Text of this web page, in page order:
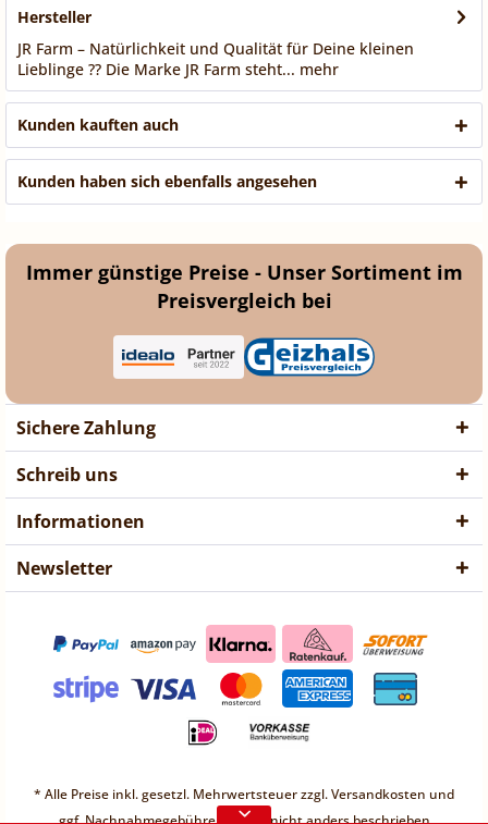
❤ Liebe Kunden ❤
Vorübergehend sind keine
Bestellungen möglich.
Weitere Informationen
Vorübergehend sind keine
Hersteller
JR Farm – Natürlichkeit und Qualität für Deine kleinen
Lieblinge ?? Die Marke JR Farm steht... mehr
Kunden kauften auch
Kunden haben sich ebenfalls angesehen
Immer günstige Preise - Unser Sortiment im
Preisvergleich bei
Sichere Zahlung
Schreib uns
Informationen
Newsletter
* Alle Preise inkl. gesetzl. Mehrwertsteuer zzgl.Versandkosten und
ggf. Nachnahmegebühren, wenn nicht anders beschrieben